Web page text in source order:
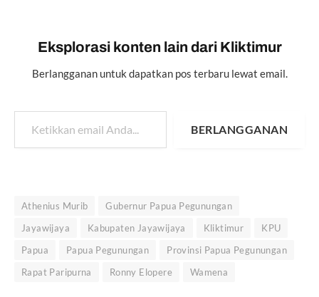
Eksplorasi konten lain dari Kliktimur
Berlangganan untuk dapatkan pos terbaru lewat email.
Ketikkan email Anda...
BERLANGGANAN
Athenius Murib
Gubernur Papua Pegunungan
Jayawijaya
Kabupaten Jayawijaya Kliktimur
KPU
Papua
Papua Pegunungan
Provinsi Papua Pegunungan
Rapat Paripurna
Ronny Elopere Wamena